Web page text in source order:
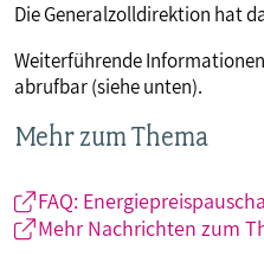
Die Generalzolldirektion hat
Weiterführende
abrufbar (siehe unten).
Mehr zum Thema
FAQ:
Mehr Nachrichten zum